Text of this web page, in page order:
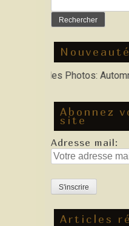
Photos: Automne
Abonnez
site
Adresse mail:
Articles